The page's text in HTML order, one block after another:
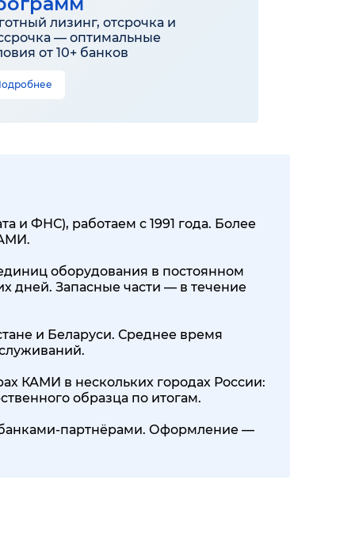
лизинг, отсрочка и
— оптимальные
от 10+ банков
и ФНС), работаем с 1991 года. Более
оборудования в постоянном
дней. Запасные части — в течение
и Беларуси. Среднее время
КАМИ в нескольких городах России:
образца по итогам.
банками-партнёрами. Оформление —